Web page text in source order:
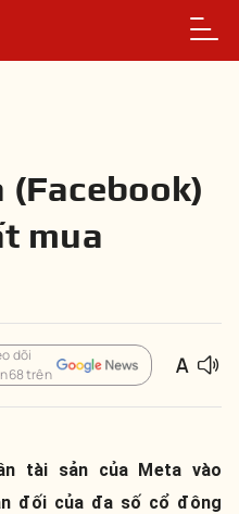
(Facebook)
mua
dõi
trên
tài sản của Meta vào
đối của đa số cổ đông